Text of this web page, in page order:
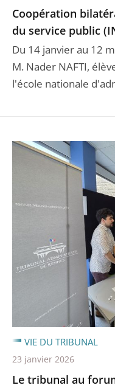
Coopération
du service public
Du 14 janvier au 12
M. Nader NAFTI,
l'école nationale
Le tribunal au
VIE DU TRIBUNAL
23 janvier 2026